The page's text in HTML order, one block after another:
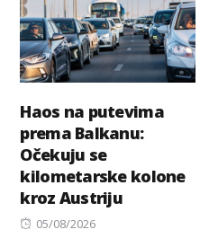
Haos na putevima
prema Balkanu:
Očekuju se
kilometarske kolone
kroz Austriju
Posted
05/08/2026